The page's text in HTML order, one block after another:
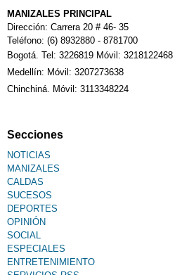
MANIZALES PRINCIPAL
Dirección: Carrera 20 # 46- 35
Teléfono: (6) 8932880 - 8781700
Bogotá. Tel: 3226819 Móvil: 3218122468
Medellín: Móvil: 3207273638
Chinchiná. Móvil: 3113348224
Secciones
NOTICIAS
MANIZALES
CALDAS
SUCESOS
DEPORTES
OPINIÓN
SOCIAL
ESPECIALES
ENTRETENIMIENTO